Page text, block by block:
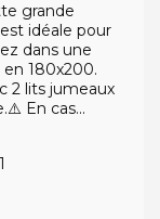
grande
idéale pour
dans une
180x200.
2 lits jumeaux
En cas...
1